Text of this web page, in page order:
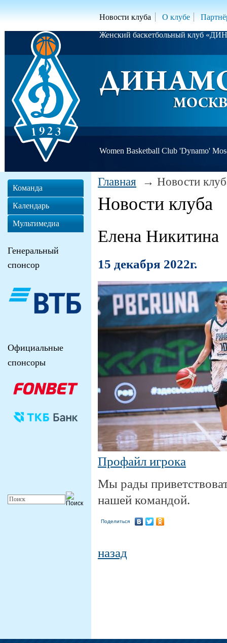
Новости клуба О клубе
Женский баскетбольный клуб
Women Basketball Club 'Dynamo'
Главная Новости
Новости клуба
Елена Никитина
15 декабря 2022г.
Профайл игрока
Мы рады
нашей командой.
Поделиться
назад
Команда
Календарь
Мультимедиа
Генеральный
спонсор
Официальные
спонсоры